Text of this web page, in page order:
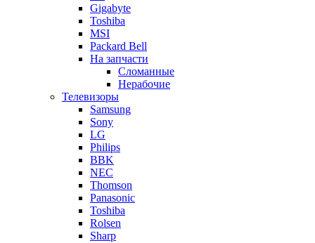
Gigabyte
Toshiba
MSI
Packard Bell
На запчасти
Сломанные
Нерабочие
Телевизоры
Samsung
Sony
LG
Philips
BBK
NEC
Thomson
Panasonic
Toshiba
Rolsen
Sharp